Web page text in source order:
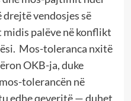
vendosjes së
palëve në konflikt
Mos-toleranca nxitë
OKB-ja, duke
tolerancën në
edhe qeveritë — duhet